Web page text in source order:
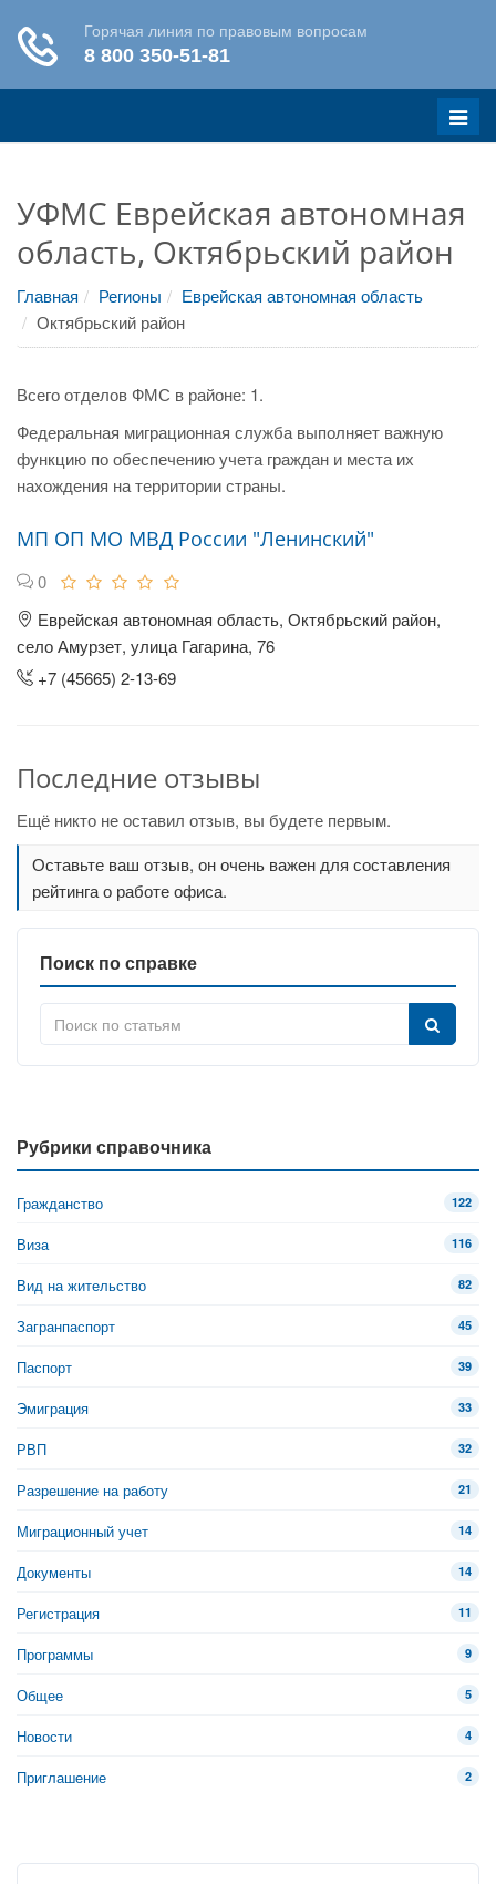
Меню
УФМС Еврейская автономная
область, Октябрьский район
Главная Регионы
Еврейская автономная область
Октябрьский район
Всего отделов ФМС в районе: 1.
Федеральная миграционная служба выполняет важную
функцию по обеспечению учета граждан и места их
нахождения на территории страны.
МП ОП МО МВД России "Ленинский"
0
Еврейская автономная область, Октябрьский район,
село Амурзет, улица Гагарина, 76
+7 (45665) 2-13-69
Последние отзывы
Ещё никто не оставил отзыв, вы будете первым.
Оставьте ваш отзыв, он очень важен для составления
рейтинга о работе офиса.
Поиск по справке
Рубрики справочника
Гражданство 122
Виза 116
Вид на жительство 82
Загранпаспорт 45
Паспорт 39
Эмиграция 33
РВП 32
Разрешение на работу 21
Миграционный учет 14
Документы 14
Регистрация 11
Программы 9
Общее 5
Новости 4
Приглашение 2